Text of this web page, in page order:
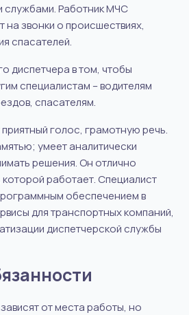
службами. Работник МЧС
на звонки о происшествиях,
спасателей.
диспетчера в том, чтобы
специалистам – водителям
спасателям.
голос, грамотную речь.
умеет аналитически
решения. Он отлично
работает. Специалист
обеспечением в
для транспортных компаний,
диспетчерской службы
от места работы, но